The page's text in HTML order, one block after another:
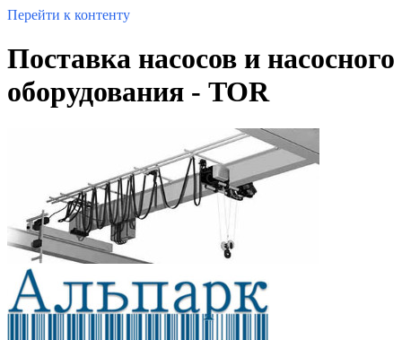
Перейти к контенту
Поставка насосов и насосного
оборудования - TOR